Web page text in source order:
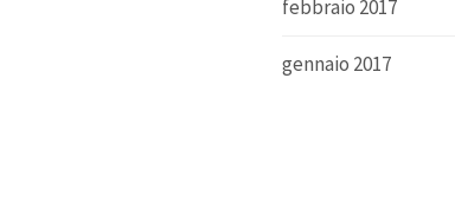
febbraio 2017
gennaio 2017